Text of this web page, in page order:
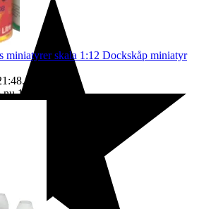
miniatyrer skala 1:12 Dockskåp miniatyr
.
nu 17 kr